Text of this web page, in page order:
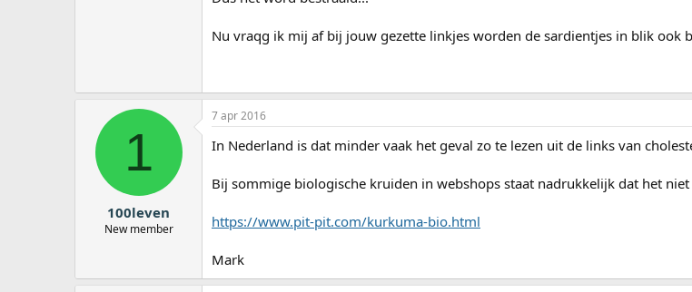
Nu vraqg ik mij af bij jouw gezette linkjes worden de sardientjes in blik ook
1
100leven
New member
7 apr 2016
In Nederland is dat minder vaak het geval zo te lezen uit de links van
Bij sommige biologische kruiden in webshops staat nadrukkelijk dat het
https://www.pit-pit.com/kurkuma-bio.html
Mark